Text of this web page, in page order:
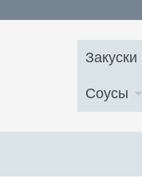
Закуски
Соусы